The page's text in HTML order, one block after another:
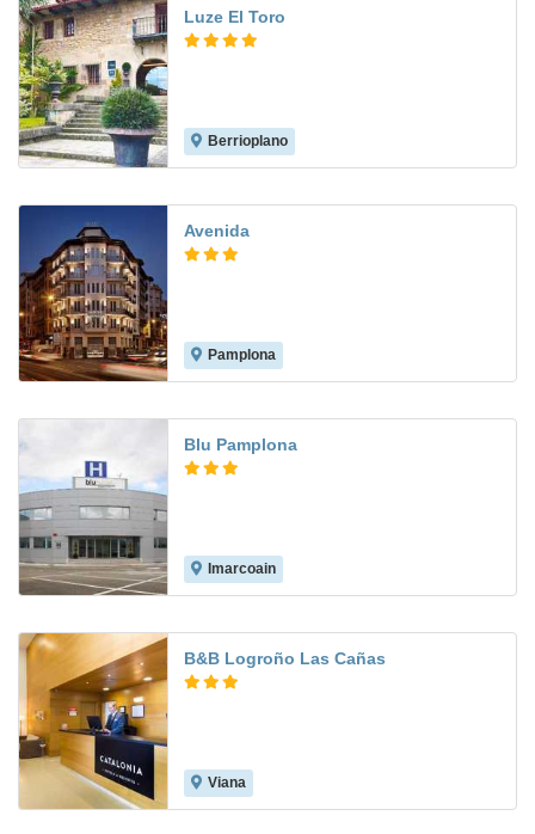
Luze El Toro
Berrioplano
Avenida
Pamplona
Blu Pamplona
Imarcoain
B&B Logroño Las Cañas
Viana